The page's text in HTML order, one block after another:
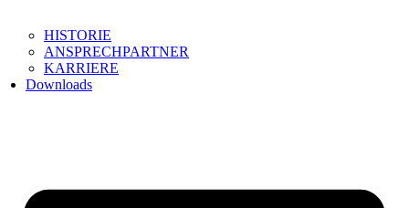
HISTORIE
ANSPRECHPARTNER
KARRIERE
Downloads